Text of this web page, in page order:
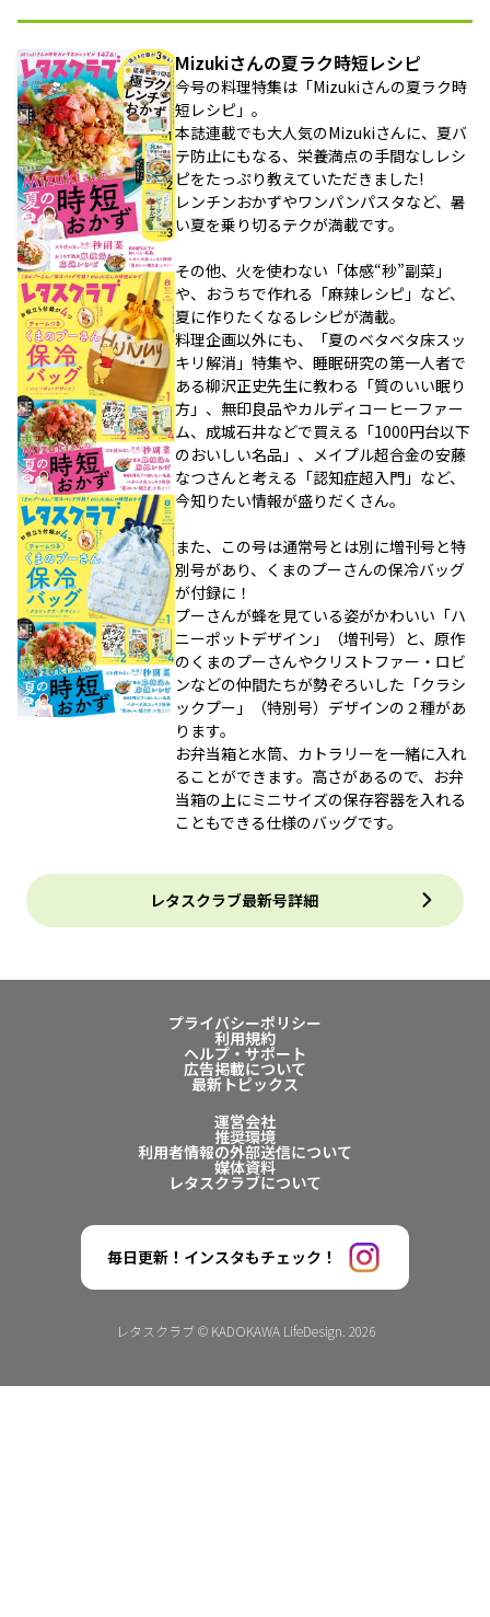
Mizukiさんの夏ラク時短レシピ
今号の料理特集は「Mizukiさんの夏ラク時
短レシピ」。
本誌連載でも大人気のMizukiさんに、夏バ
テ防止にもなる、栄養満点の手間なしレシ
ピをたっぷり教えていただきました!
レンチンおかずやワンパンパスタなど、暑
い夏を乗り切るテクが満載です。
その他、火を使わない「体感“秒”副菜」
や、おうちで作れる「麻辣レシピ」など、
夏に作りたくなるレシピが満載。
料理企画以外にも、「夏のベタベタ床スッ
キリ解消」特集や、睡眠研究の第一人者で
ある柳沢正史先生に教わる「質のいい眠り
方」、無印良品やカルディコーヒーファー
ム、成城石井などで買える「1000円台以下
のおいしい名品」、メイプル超合金の安藤
なつさんと考える「認知症超入門」など、
今知りたい情報が盛りだくさん。
また、この号は通常号とは別に増刊号と特
別号があり、くまのプーさんの保冷バッグ
が付録に！
プーさんが蜂を見ている姿がかわいい「ハ
ニーポットデザイン」（増刊号）と、原作
のくまのプーさんやクリストファー・ロビ
ンなどの仲間たちが勢ぞろいした「クラシ
ックプー」（特別号）デザインの２種があ
ります。
お弁当箱と水筒、カトラリーを一緒に入れ
ることができます。高さがあるので、お弁
当箱の上にミニサイズの保存容器を入れる
こともできる仕様のバッグです。
レタスクラブ最新号詳細
プライバシーポリシー
利用規約
ヘルプ・サポート
広告掲載について
最新トピックス
運営会社
推奨環境
利用者情報の外部送信について
媒体資料
レタスクラブについて
毎日更新！インスタもチェック！
レタスクラブ © KADOKAWA LifeDesign. 2026